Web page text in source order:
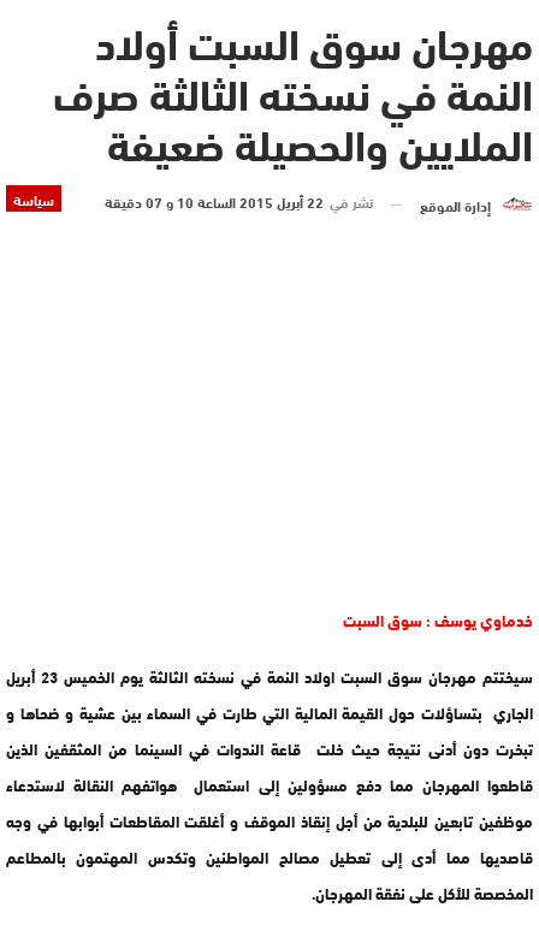
مهرجان سوق السبت أولاد
النمة في نسخته الثالثة صرف
الملايين والحصيلة ضعيفة
سياسة إدارة الموقع نشر في 22 أبريل 2015 الساعة 10 و 07 دقيقة
خدماوي يوسف : سوق السبت
سيختتم مهرجان سوق السبت اولاد النمة في نسخته الثالثة يوم الخميس 23 أبريل
الجاري بتساؤلات حول القيمة المالية التي طارت في السماء بين عشية و ضحاها و
تبخرت دون أدنى نتيجة حيث خلت قاعة الندوات في السينما من المثقفين الذين
قاطعوا المهرجان مما دفع مسؤولين إلى استعمال هواتفهم النقالة لاستدعاء
موظفين تابعين للبلدية من أجل إنقاذ الموقف و أغلقت المقاطعات أبوابها في وجه
قاصديها مما أدى إلى تعطيل مصالح المواطنين وتكدس المهتمون بالمطاعم
المخصصة للأكل على نفقة المهرجان.